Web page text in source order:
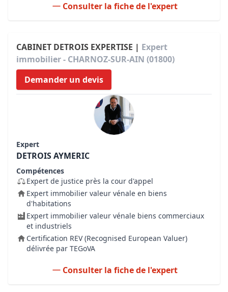
Consulter la fiche de l'expert
CABINET DETROIS EXPERTISE | Expert
immobilier - CHARNOZ-SUR-AIN (01800)
Demander un devis
Expert
DETROIS AYMERIC
Compétences
Expert de justice près la cour d'appel
Expert immobilier valeur vénale en biens
d'habitations
Expert immobilier valeur vénale biens commerciaux
et industriels
Certification REV (Recognised European Valuer)
délivrée par TEGoVA
Consulter la fiche de l'expert